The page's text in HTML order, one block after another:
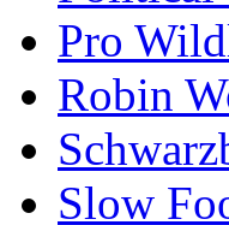
Pro
Robin
Slow